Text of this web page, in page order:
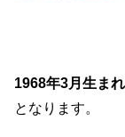
1968年3月生ま
となります。